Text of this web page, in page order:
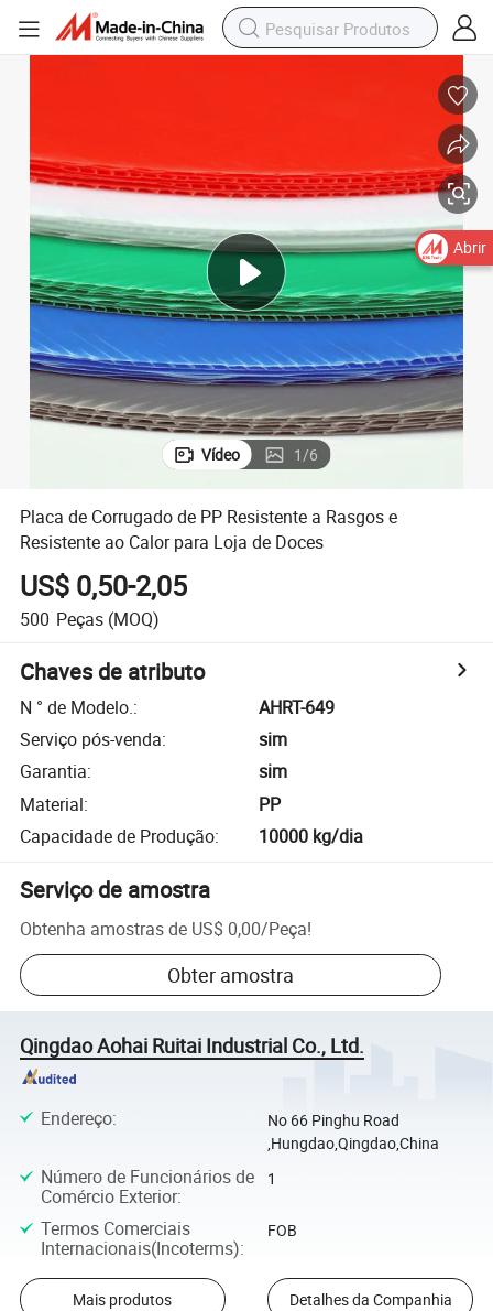
Vídeo 1/6
Placa de Corrugado de PP Resistente a Rasgos e
Resistente ao Calor para Loja de Doces
US$ 0,50-2,05
500 Peças (MOQ)
Chaves de atributo
N ° de Modelo.:
AHRT-649
Serviço pós-venda:
sim
Garantia:
sim
Material:
PP
Capacidade de Produção: 10000 kg/dia
Serviço de amostra
Obtenha amostras de US$ 0,00/Peça!
Obter amostra
Qingdao Aohai Ruitai Industrial Co., Ltd.
Endereço:
No 66 Pinghu Road
,Hungdao,Qingdao,China
Número de Funcionários de
Comércio Exterior:
1
Termos Comerciais
Internacionais(Incoterms):
FOB
Mais produtos Detalhes da Companhia
Abrir